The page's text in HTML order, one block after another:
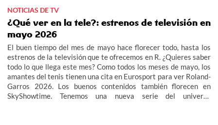
NOTICIAS DE TV
¿Qué ver en la tele?: estrenos de televisión en
mayo 2026
El buen tiempo del mes de mayo hace florecer todo, hasta los
estrenos de la televisión que te ofrecemos en R. ¿Quieres saber
todo lo que llega este mes? Como todos los meses de mayo, los
amantes del tenis tienen una cita en Eurosport para ver Roland-
Garros 2026. Los buenos contenidos también florecen en
SkyShowtime. Tenemos una nueva serie del universo